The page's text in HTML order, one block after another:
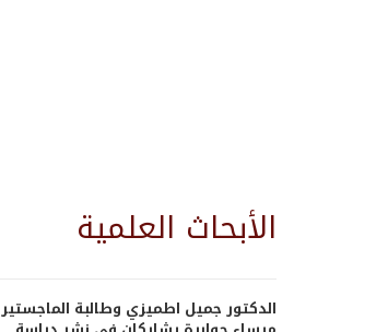
الأبحاث العلمية
الدكتور جميل اطميزي وطالبة الماجستير